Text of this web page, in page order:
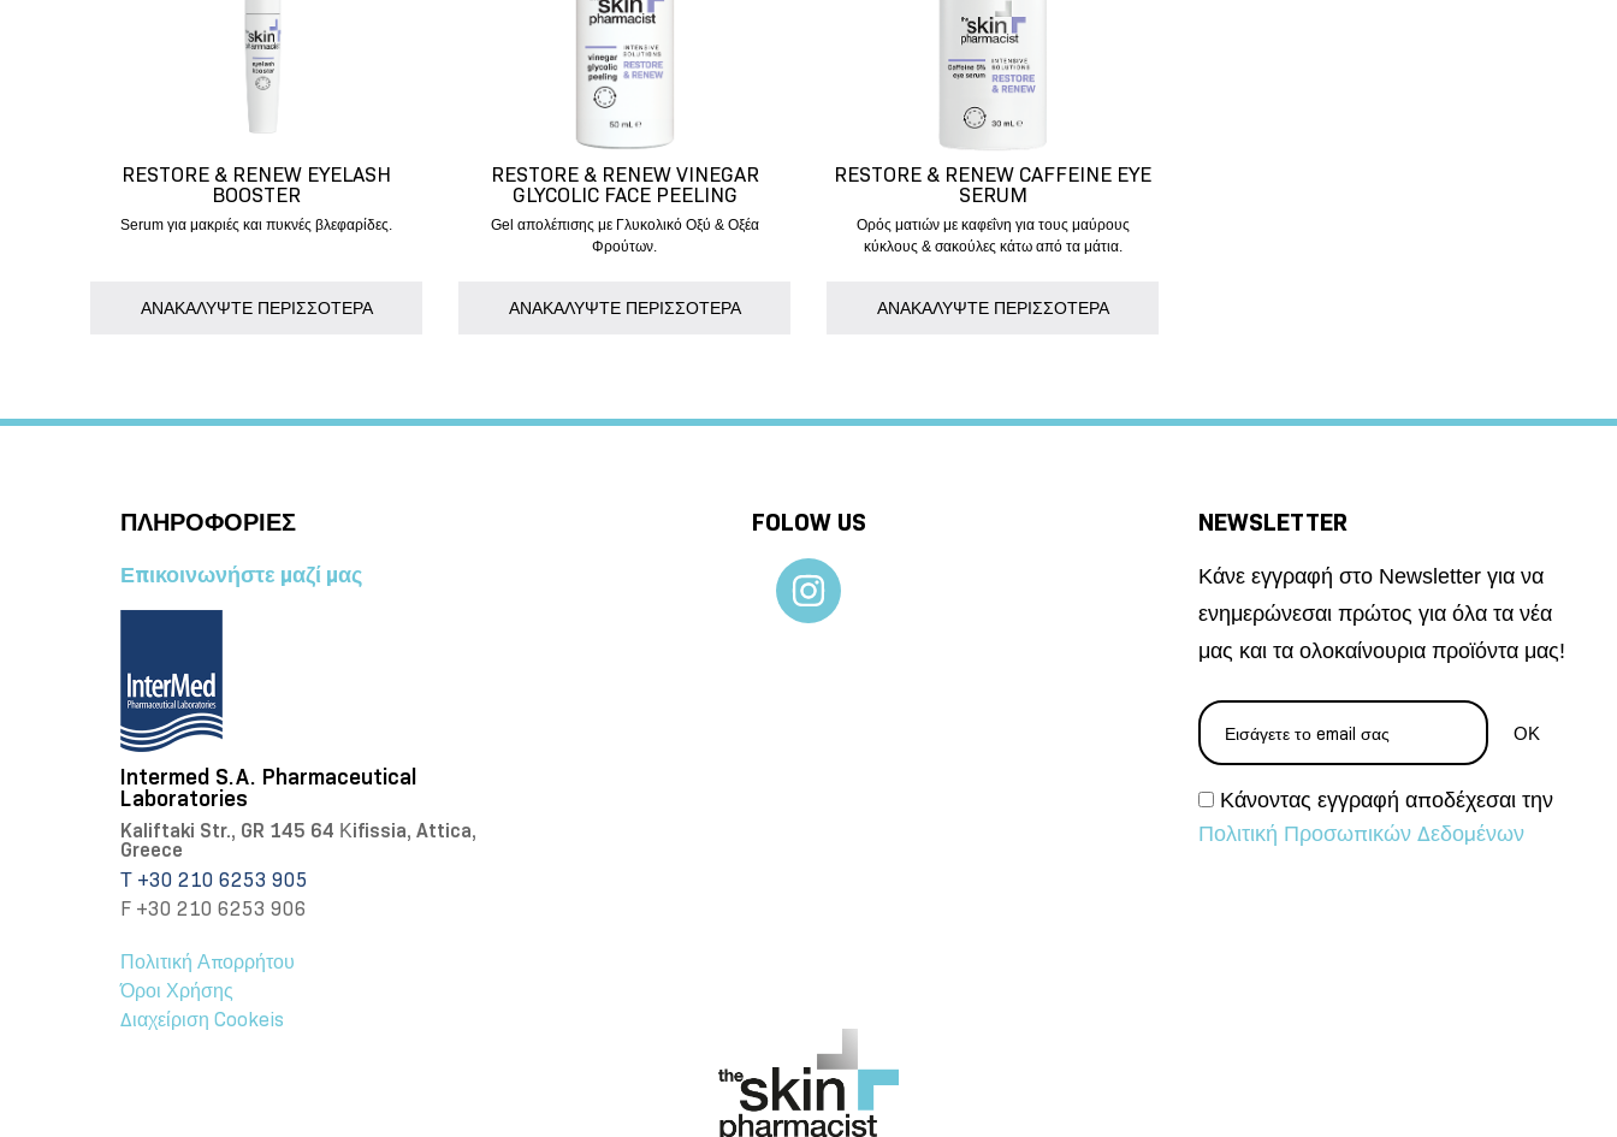
RESTORE & RENEW EYELASH
BOOSTER
Serum για μακριές και πυκνές βλεφαρίδες.
AΝΑΚΑΛΥΨΤΕ ΠΕΡΙΣΣΟΤΕΡΑ
RESTORE & RENEW VINEGAR
GLYCOLIC FACE PEELING
Gel απολέπισης με Γλυκολικό Οξύ & Οξέα
Φρούτων.
AΝΑΚΑΛΥΨΤΕ ΠΕΡΙΣΣΟΤΕΡΑ
RESTORE & RENEW CAFFEINE EYE
SERUM
Ορός ματιών με καφεΐνη για τους μαύρους
κύκλους & σακούλες κάτω από τα μάτια.
AΝΑΚΑΛΥΨΤΕ ΠΕΡΙΣΣΟΤΕΡΑ
ΠΛΗΡΟΦΟΡΙΕΣ
Επικοινωνήστε μαζί μας
Intermed S.A. Pharmaceutical
Laboratories
Kaliftaki Str., GR 145 64 Κifissia, Attica,
Greece
Τ +30 210 6253 905
F +30 210 6253 906
Πολιτική Απορρήτου
Όροι Χρήσης
Διαχείριση Cookeis
FOLOW US NEWSLETTER
Κάνε εγγραφή στο Newsletter για να
ενημερώνεσαι πρώτος για όλα τα νέα
μας και τα ολοκαίνουρια προϊόντα μας!
Κάνοντας εγγραφή αποδέχεσαι την
Πολιτική Προσωπικών Δεδομένων